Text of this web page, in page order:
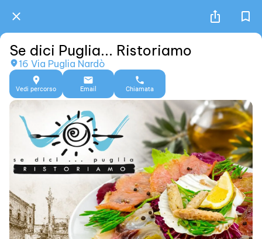
Se dici Puglia... Ristoriamo
16 Via Puglia Nardò
Vedi percorso Email Chiamata